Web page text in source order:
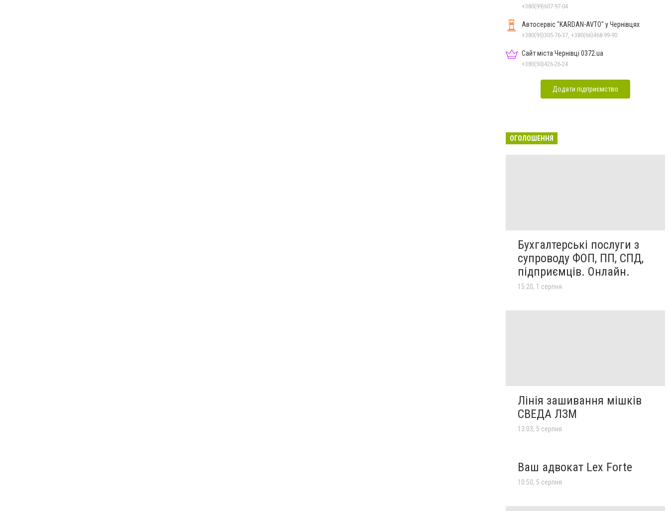
+380(99)607-97-04
Автосервіс "KARDAN-AVTO" у Чернівцях
+380(95)305-76-37, +380(66)468-99-90
Сайт міста Чернівці 0372.ua
+380(50)426-26-24
Додати підприємство
ОГОЛОШЕННЯ
Бухгалтерські послуги з
супроводу ФОП, ПП, СПД,
підприємців. Онлайн.
15:20, 1 серпня
Лінія зашивання мішків
СВЕДА ЛЗМ
13:03, 5 серпня
Ваш адвокат Lex Forte
10:50, 5 серпня